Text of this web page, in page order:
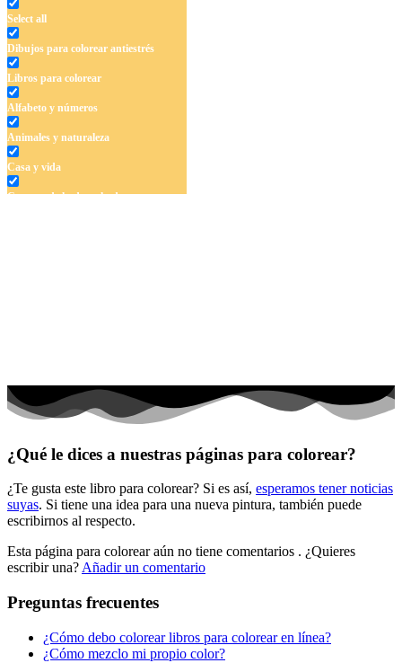
Select all
Dibujos para colorear antiestrés
Libros para colorear
Alfabeto y números
Animales y naturaleza
Casa y vida
Cuentos de hadas y hadas
Halloween y otoño
Mandalas
Música e instrumentos musicales
Peluches y caballos
Primavera y pascua
Transporte
Verano y vacaciones
¿Qué le dices a nuestras páginas para colorear?
¿Te gusta este libro para colorear? Si es así, esperamos tener noticias
suyas. Si tiene una idea para una nueva pintura, también puede
escribirnos al respecto.
Esta página para colorear aún no tiene comentarios . ¿Quieres
escribir una? Añadir un comentario
Preguntas frecuentes
¿Cómo debo colorear libros para colorear en línea?
¿Cómo mezclo mi propio color?